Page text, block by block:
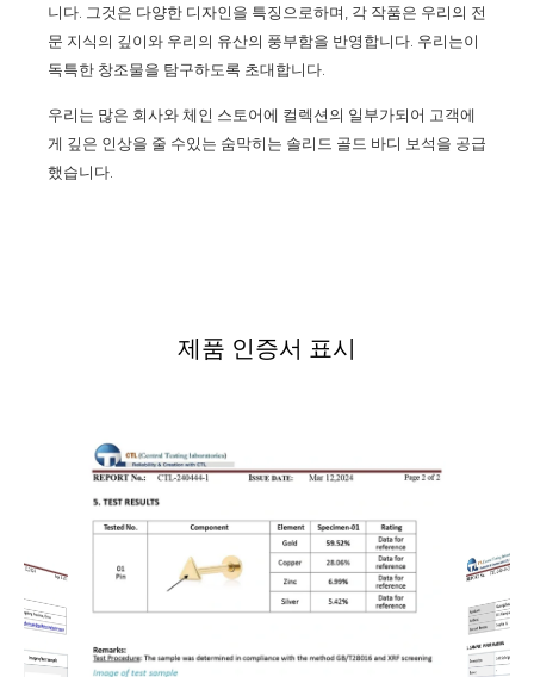
니다. 그것은 다양한 디자인을 특징으로하며, 각 작품은 우리의 전
문 지식의 깊이와 우리의 유산의 풍부함을 반영합니다. 우리는이
독특한 창조물을 탐구하도록 초대합니다.
우리는 많은 회사와 체인 스토어에 컬렉션의 일부가되어 고객에
게 깊은 인상을 줄 수있는 숨막히는 솔리드 골드 바디 보석을 공급
했습니다.
제품 인증서 표시